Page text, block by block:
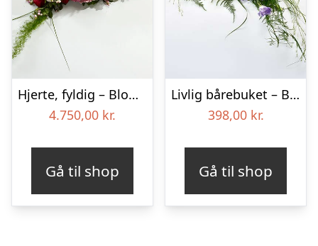
Hjerte, fyldig – Blomster til begravelse
4.750,00 kr.
Gå til shop
Livlig bårebuket – Blomster til begravelse
398,00 kr.
Gå til shop